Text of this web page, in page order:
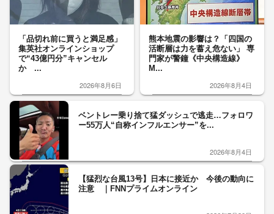
「品切れ前に買うと満足感」
集英社オンラインショップ
で“43億円分”キャンセル
か ...
2026年8月6日
熊本地震の影響は？「四国の
活断層は力を蓄え危ない」 専
門家が警鐘《中央構造線》
M...
2026年8月4日
ベントレー乗り捨て猛ダッシュで逃走…フォロワ
ー55万人“自称インフルエンサー”を...
2026年8月4日
【猛烈な台風13号】日本に接近か 今後の動向に
注意 ｜FNNプライムオンライン